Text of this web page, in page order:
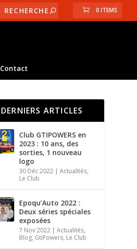
0 ITEMS
Contact
DERNIERS ARTICLES
Club GTIPOWERS en
2023 : 10 ans, des
sorties, 1 nouveau
logo
30 Déc 2022| Actualités,
Le Club
Epoqu’Auto 2022 :
Deux séries spéciales
exposées
7 Nov 2022| Actualités,
Blog, GtiPowers, Le Club